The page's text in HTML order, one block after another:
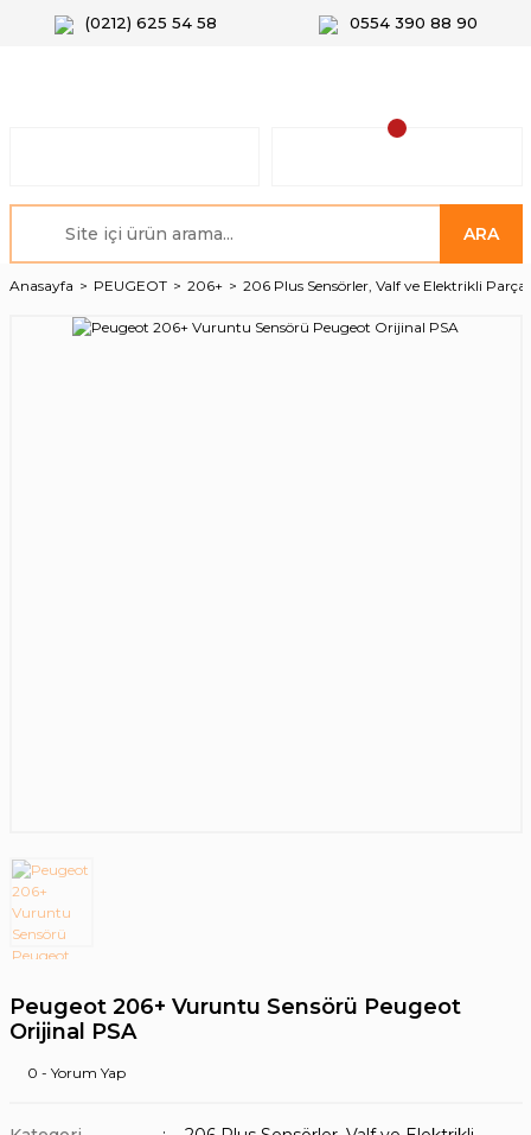
(0212) 625 54 58 0554 390 88 90
ARA
Anasayfa PEUGEOT 206+ 206 Plus Sensörler, Valf ve Elektrikli
Peugeot 206+ Vuruntu Sensörü Peugeot
Orijinal PSA
0 - Yorum Yap